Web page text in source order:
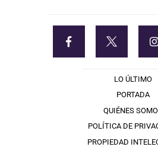
LO ÚLTIMO
PORTADA
QUIÉNES
POLÍTICA DE
PROPIEDAD